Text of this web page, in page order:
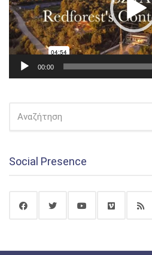
00:00
ΓΙΑ:
Social Presence